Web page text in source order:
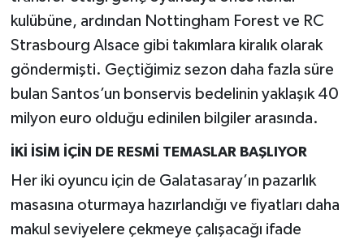
kulübüne, ardından Nottingham Forest ve RC
Strasbourg Alsace gibi takımlara kiralık olarak
göndermişti. Geçtiğimiz sezon daha fazla süre
bulan Santos’un bonservis bedelinin yaklaşık 40
milyon euro olduğu edinilen bilgiler arasında.
İKİ İSİM İÇİN DE RESMİ TEMASLAR BAŞLIYOR
Her iki oyuncu için de Galatasaray’ın pazarlık
masasına oturmaya hazırlandığı ve fiyatları daha
makul seviyelere çekmeye çalışacağı ifade